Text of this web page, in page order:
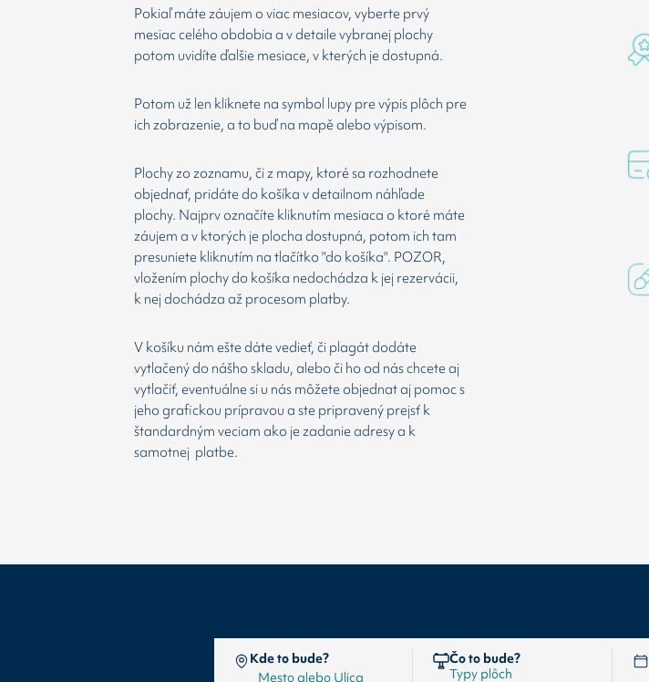
Pokiaľ máte záujem o viac mesiacov, vyberte prvý
mesiac celého obdobia a v detaile vybranej plochy
potom uvidíte ďalšie mesiace, v kterých je dostupná.
Potom už len kliknete na symbol lupy pre výpis plôch pre
ich zobrazenie, a to buď na mapě alebo výpisom.
Plochy zo zoznamu, či z mapy, ktoré sa rozhodnete
objednať, pridáte do košíka v detailnom náhľade
plochy. Najprv označíte kliknutím mesiaca o ktoré máte
záujem a v ktorých je plocha dostupná, potom ich tam
presuniete kliknutím na tlačítko "do košíka". POZOR,
vložením plochy do košíka nedochádza k jej rezervácii,
k nej dochádza až procesom platby.
V košíku nám ešte dáte vedieť, či plagát dodáte
vytlačený do nášho skladu, alebo či ho od nás chcete aj
vytlačiť, eventuálne si u nás môžete objednat aj pomoc s
jeho grafickou prípravou a ste pripravený prejsť k
štandardným veciam ako je zadanie adresy a k
samotnej platbe.
Kde to bude? Čo to bude?